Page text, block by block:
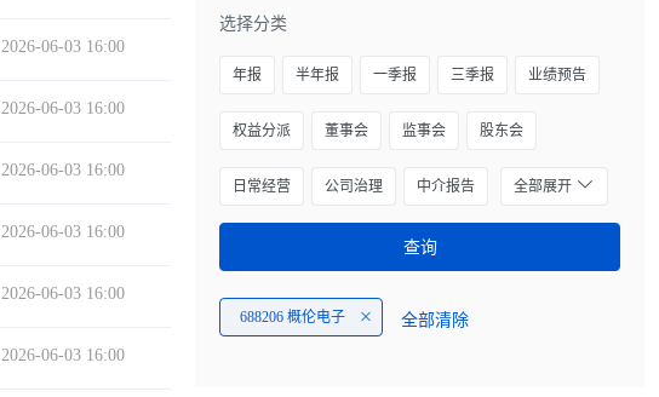
2026-06-03 16:00
2026-06-03 16:00
2026-06-03 16:00
2026-06-03 16:00
2026-06-03 16:00
2026-06-03 16:00
选择分类
年报 半年报 一季报 三季报 业绩预告
权益分派 董事会 监事会 股东会
日常经营 公司治理 中介报告 全部展开
查询
688206 概伦电子 全部清除